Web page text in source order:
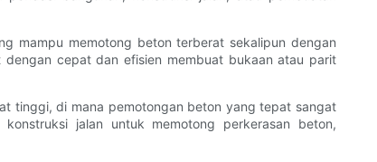
mampu memotong beton terberat sekalipun dengan
cepat dan efisien membuat bukaan atau parit
tinggi, di mana pemotongan beton yang tepat sangat
jalan untuk memotong perkerasan beton,